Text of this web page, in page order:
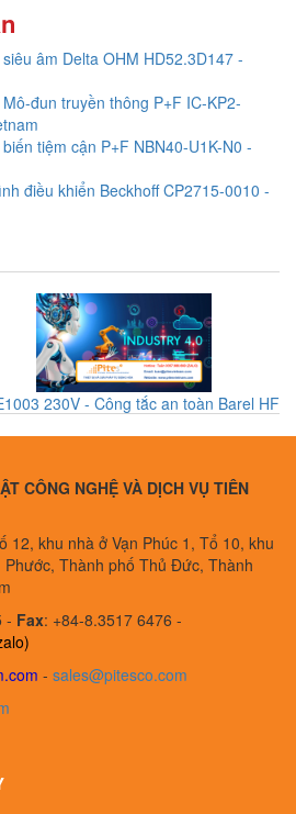
âm Delta OHM HD52.3D147 -
đun truyền thông P+F IC-KP2-
tiệm cận P+F NBN40-U1K-N0 -
điều khiển Beckhoff CP2715-0010 -
- Công tắc an toàn Barel HFXE 236
CÔNG NGHỆ VÀ DỊCH VỤ TIÊN
12, khu nhà ở Vạn Phúc 1, Tổ 10, khu
Thành phố Thủ Đức, Thành
- Fax: +84-8.3517 6476 -
- sales@pitesco.com